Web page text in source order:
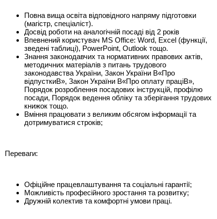
Повна вища освіта відповідного напряму підготовки
(магістр, спеціаліст).
Досвід роботи на аналогічній посаді від 2 років
Впевнений користувач MS Office: Word, Excel (функції,
зведені таблиці), PowerPoint, Outlook тощо.
Знання законодавчих та нормативних правових актів,
методичних матеріалів з питань трудового
законодавства України, Закон України В«Про
відпусткиВ», Закон України В«Про оплату праціВ»,
Порядок розроблення посадових інструкцій, профілю
посади, Порядок ведення обліку та зберігання трудових
книжок тощо.
Вміння працювати з великим обсягом інформації та
дотримуватися строків;
Переваги:
Офіційне працевлаштування та соціальні гарантії;
Можливість професійного зростання та розвитку;
Дружній колектив та комфортні умови праці.